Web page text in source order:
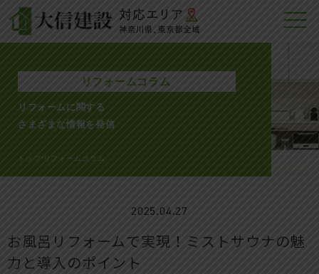
リフォームコラム
リフォームに関する
さまざまな情報を発信
トップ >リフォームコラム
2025.04.27
お風呂リフォームで実現！ミストサウナの魅
力と導入のポイント